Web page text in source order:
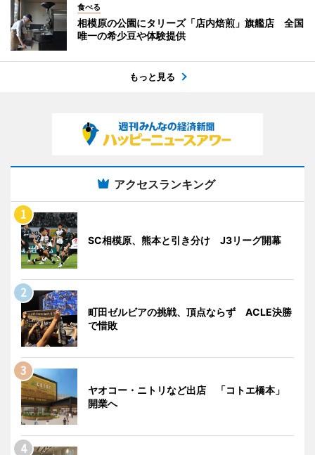
食べる
相模原の公園にタリーズ「店内焙煎」旗艦店 全国
唯一の希少豆や体験提供
もっと見る
アクセスランキング
SC相模原、熊本と引き分け J3リーグ開幕
町田ゼルビアの挑戦、頂点ならず ACLE決勝
で惜敗
ヤオコー・ニトリなど出店 「コトエ橋本」
開業へ